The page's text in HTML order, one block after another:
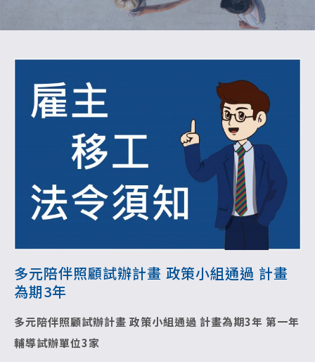
多元陪伴照顧試辦計畫 政策小組通過 計畫
為期3年
多元陪伴照顧試辦計畫 政策小組通過 計畫為期3年 第一年
輔導試辦單位3家